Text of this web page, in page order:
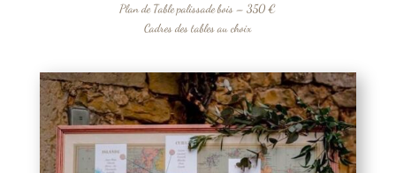
Plan de Table palissade bois – 350 €
Cadres des tables au choix